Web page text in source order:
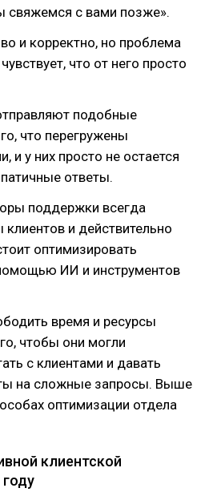
свяжемся с вами позже».
и корректно, но проблема
что от него просто
подобные
что перегружены
и у них просто не остается
ответы.
поддержки всегда
и действительно
оптимизировать
ИИ и инструментов
время и ресурсы
чтобы они могли
с клиентами и давать
на сложные запросы. Выше
оптимизации отдела
клиентской